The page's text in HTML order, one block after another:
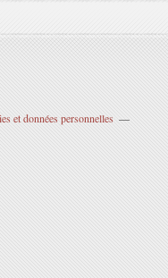
et données personnelles